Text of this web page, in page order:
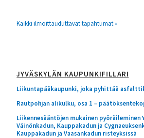
Kaikki ilmoittauduttavat tapahtumat »
JYVÄSKYLÄN KAUPUNKIFILLARI
Liikuntapääkaupunki, joka pyhittää
Rautpohjan alikulku, osa 1 –
Liikennesääntöjen mukainen pyöräileminen
Väinönkadun, Kauppakadun ja
Kauppakadun ja Vaasankadun risteyksissä